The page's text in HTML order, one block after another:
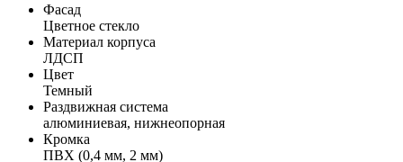
Фасад
Цветное стекло
Материал корпуса
ЛДСП
Цвет
Темный
Раздвижная система
алюминиевая, нижнеопорная
Кромка
ПВХ (0,4 мм, 2 мм)